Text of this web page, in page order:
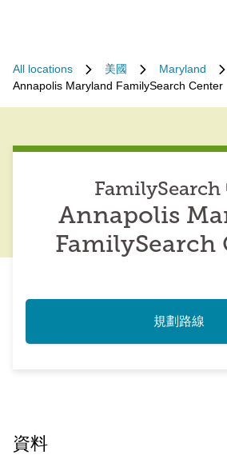
All locations 美國 Maryland
Annapolis Maryland FamilySearch Center
FamilySearch
Annapolis
FamilySearch
規劃路線
資料